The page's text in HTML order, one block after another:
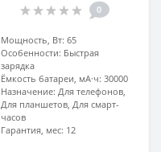
0
Мощность, Вт: 65
Особенности: Быстрая
зарядка
Ёмкость батареи, мА·ч: 30000
Назначение: Для телефонов,
Для планшетов, Для смарт-
часов
Гарантия, мес: 12